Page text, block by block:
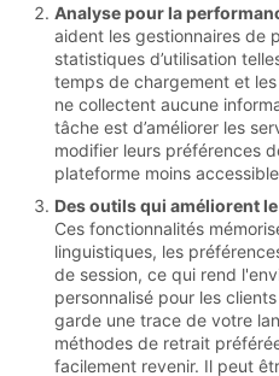
Analyse pour la
aident les gestionnaires de
statistiques d’utilisation
temps de chargement et
ne collectent aucune
tâche est d’améliorer les
modifier leurs préférences
plateforme moins
Des outils qui améliorent
Ces fonctionnalités
linguistiques, les
de session, ce qui rend
personnalisé pour les
garde une trace de votre
méthodes de retrait
facilement revenir. Il peut